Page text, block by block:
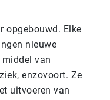
opgebouwd. Elke
nieuwe
van
enzovoort. Ze
uitvoeren van